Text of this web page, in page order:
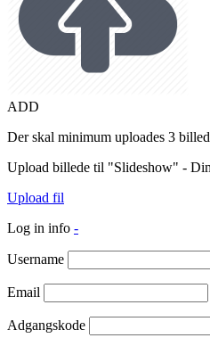
ADD
Der skal minimum uploades 3
Upload billede til "Slideshow" -
Upload fil
Log in info -
Username
Email
Adgangskode